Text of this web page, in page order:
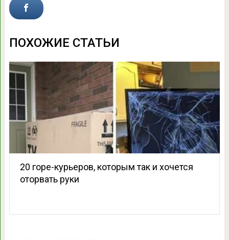
ПОХОЖИЕ СТАТЬИ
20 горе-курьеров, которым так и хочется
оторвать руки